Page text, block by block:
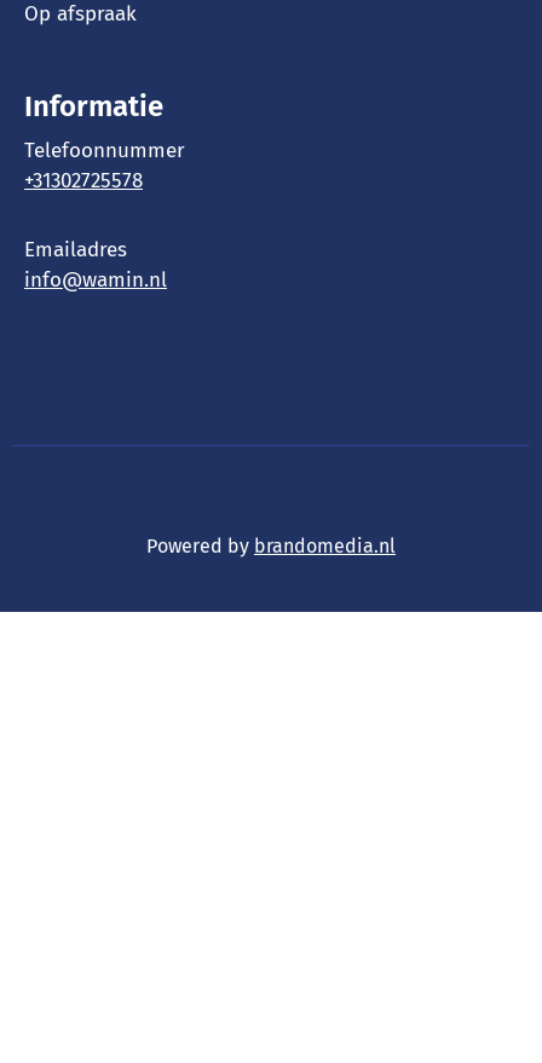
Op afspraak
Informatie
Telefoonnummer
+31302725578
Emailadres
info@wamin.nl
Powered by brandomedia.nl